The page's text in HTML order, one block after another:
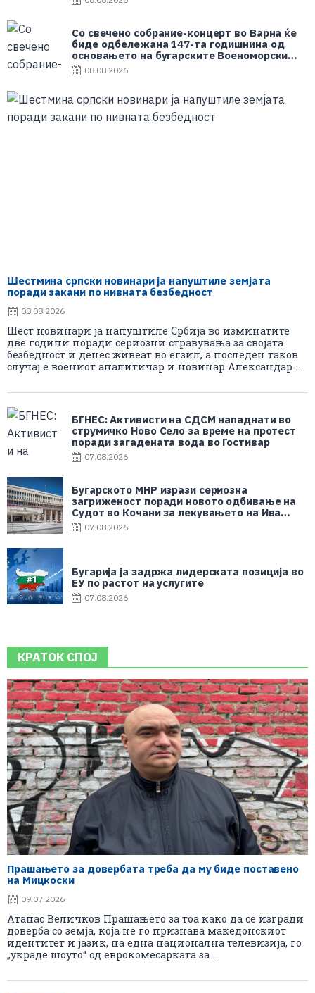
Со свечено собрание-концерт во Варна ќе
биде одбележана 147-та годишнина од
основањето на бугарските Военоморски
сили08.08.2026
Шестмина српски новинари ја напуштиле земјата
поради закани по нивната безбедност
08.08.2026
Шест новинари ја напуштиле Србија во изминатите
две години поради сериозни стравувања за својата
безбедност и денес живеат во егзил, а последен таков
случај е воениот аналитичар и новинар Александар ...
БГНЕС: Aктивисти на СДСМ нападнати во
струмичко Ново Село за време на протест
поради загадената вода во Гостивар
07.08.2026
Бугарското МНР изрази сериозна
загриженост поради новото одбивање на
Судот во Кочани за лекувањето на Ива
Михаилова
07.08.2026
Бугарија ја задржа лидерската позиција во
ЕУ по растот на услугите
07.08.2026
КРАТОК СПОЈ
Прашањето за довербата треба да му биде поставено
на Мицкоски
09.07.2026
Атанас Величков Прашањето за тоа како да се изгради
доверба со земја, која не го признава македонскиот
идентитет и јазик, на една национална телевизија, го
„украде шоуто“ од еврокомесарката за ...